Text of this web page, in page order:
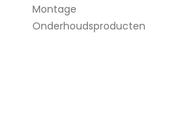
Montage
Onderhoudsproducten